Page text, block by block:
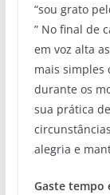
“sou grato
” No final de
em voz alta
mais simples
durante os
sua prática
alegria e
Gaste tempo